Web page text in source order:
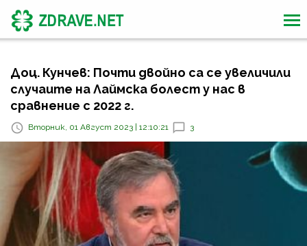
Доц. Кунчев: Почти двойно са се увеличили
случаите на Лаймска болест у нас в
сравнение с 2022 г.
Вторник, 01 Август 2023 | 12:10:21 3